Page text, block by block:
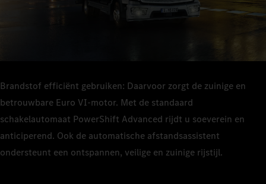
Brandstof efficiënt gebruiken: Daarvoor zorgt de zuinige en
betrouwbare Euro VI‑motor. Met de standaard
schakelautomaat PowerShift Advanced rijdt u soeverein en
anticiperend. Ook de automatische afstandsassistent
ondersteunt een ontspannen, veilige en zuinige rijstijl.